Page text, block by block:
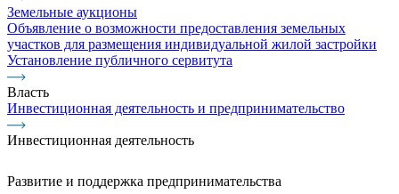
Земельные аукционы
Объявление о возможности предоставления земельных
участков для размещения индивидуальной жилой застройки
Установление публичного сервитута
Власть
Инвестиционная деятельность и предпринимательство
Инвестиционная деятельность
Развитие и поддержка предпринимательства